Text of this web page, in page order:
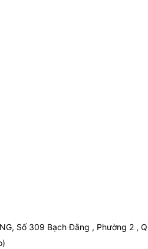
Số 309 Bạch Đằng , Phường 2 ,